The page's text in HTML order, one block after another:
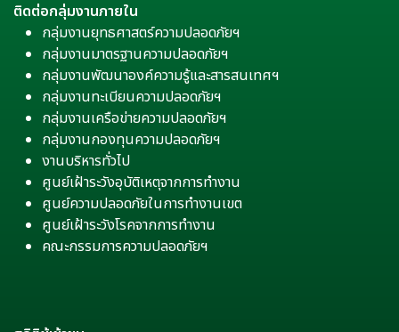
ติดต่อกลุ่มงานภายใน
กลุ่มงานยุทธศาสตร์ความปลอดภัยฯ
กลุ่มงานมาตรฐานความปลอดภัยฯ
กลุ่มงานพัฒนาองค์ความรู้และสารสนเทศฯ
กลุ่มงานทะเบียนความปลอดภัยฯ
กลุ่มงานเครือข่ายความปลอดภัยฯ
กลุ่มงานกองทุนความปลอดภัยฯ
งานบริหารทั่วไป
ศูนย์เฝ้าระวังอุบัติเหตุจากการทำงาน
ศูนย์ความปลอดภัยในการทำงานเขต
ศูนย์เฝ้าระวังโรคจากการทำงาน
คณะกรรมการความปลอดภัยฯ